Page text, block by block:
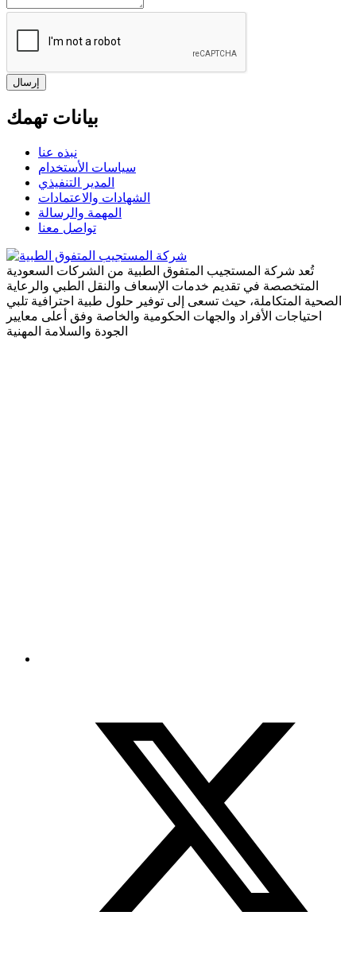
إرسال
بيانات تهمك
نبذه عنا
سياسات الأستخدام
المدير التنفيذي
الشهادات والاعتمادات
المهمة والرسالة
تواصل معنا
تُعد شركة المستجيب المتفوق الطبية من الشركات السعودية
المتخصصة في تقديم خدمات الإسعاف والنقل الطبي والرعاية
الصحية المتكاملة، حيث تسعى إلى توفير حلول طبية احترافية تلبي
احتياجات الأفراد والجهات الحكومية والخاصة وفق أعلى معايير
الجودة والسلامة المهنية